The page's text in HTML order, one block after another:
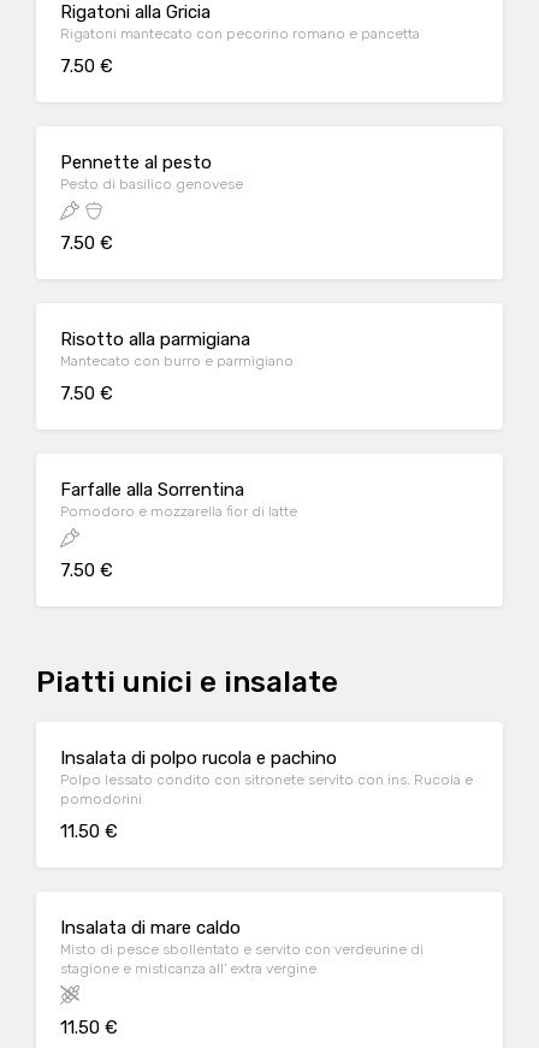
Rigatoni alla Gricia
Rigatoni mantecato con pecorino romano e pancetta
7.50 €
Pennette al pesto
Pesto di basilico genovese
7.50 €
Risotto alla parmigiana
Mantecato con burro e parmigiano
7.50 €
Farfalle alla Sorrentina
Pomodoro e mozzarella fior di latte
7.50 €
Piatti unici e insalate
Insalata di polpo rucola e pachino
Polpo lessato condito con sitronete servito con ins. Rucola e
pomodorini
11.50 €
Insalata di mare caldo
Misto di pesce sbollentato e servito con verdeurine di
stagione e misticanza all' extra vergine
11.50 €